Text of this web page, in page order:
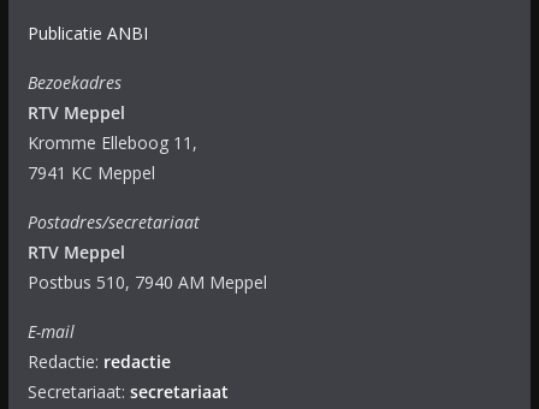
Publicatie ANBI
Bezoekadres
RTV Meppel
Kromme Elleboog 11,
7941 KC Meppel
Postadres/secretariaat
RTV Meppel
Postbus 510, 7940 AM Meppel
E-mail
Redactie: redactie
Secretariaat: secretariaat